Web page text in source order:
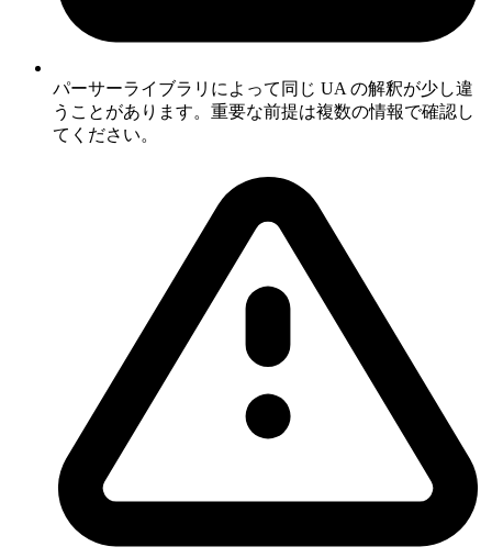
パーサーライブラリによって同じ UA の解釈が少し違
うことがあります。重要な前提は複数の情報で確認し
てください。